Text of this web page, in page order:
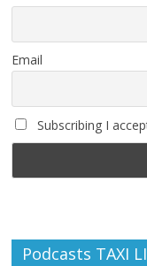
Email
Subscribing I
Podcasts TAXI